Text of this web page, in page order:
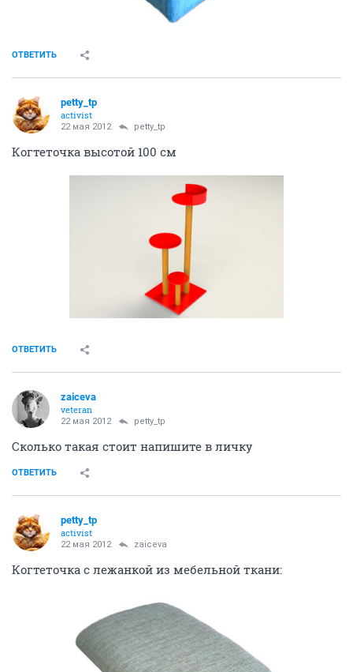
ОТВЕТИТЬ
petty_tp
activist
22 мая 2012 petty_tp
Когтеточка высотой 100 см
ОТВЕТИТЬ
zaiceva
veteran
22 мая 2012 petty_tp
Сколько такая стоит напишите в личку
ОТВЕТИТЬ
petty_tp
activist
22 мая 2012 zaiceva
Когтеточка с лежанкой из мебельной ткани: